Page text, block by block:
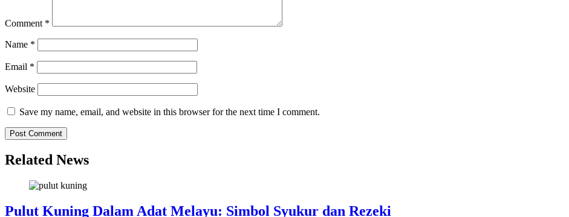
Comment *
Name *
Email *
Website
Save my name, email, and website in this browser for the next time I comment.
Related News
Pulut Kuning Dalam Adat Melayu: Simbol Syukur dan Rezeki